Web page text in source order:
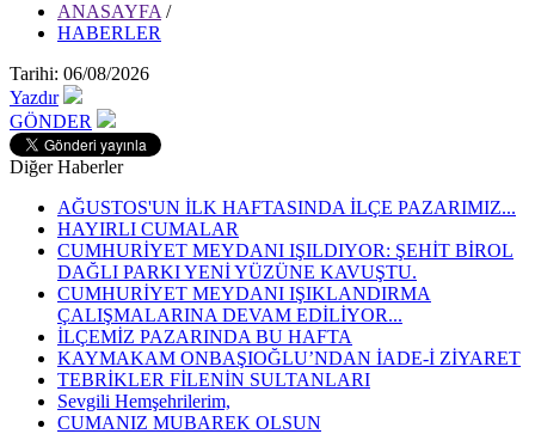
ANASAYFA /
HABERLER
Tarihi: 06/08/2026
Yazdır
GÖNDER
Diğer Haberler
AĞUSTOS'UN İLK HAFTASINDA İLÇE PAZARIMIZ...
HAYIRLI CUMALAR
CUMHURİYET MEYDANI IŞILDIYOR: ŞEHİT BİROL
DAĞLI PARKI YENİ YÜZÜNE KAVUŞTU.
CUMHURİYET MEYDANI IŞIKLANDIRMA
ÇALIŞMALARINA DEVAM EDİLİYOR...
İLÇEMİZ PAZARINDA BU HAFTA
KAYMAKAM ONBAŞIOĞLU’NDAN İADE-İ ZİYARET
TEBRİKLER FİLENİN SULTANLARI
Sevgili Hemşehrilerim,
CUMANIZ MUBAREK OLSUN